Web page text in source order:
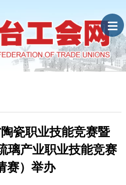
瓷职业技能竞赛暨
璃产业职业技能竞赛
赛）举办